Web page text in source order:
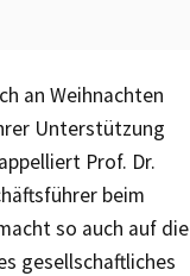
an Weihnachten
Unterstützung
Prof. Dr.
beim
so auch auf die
gesellschaftliches